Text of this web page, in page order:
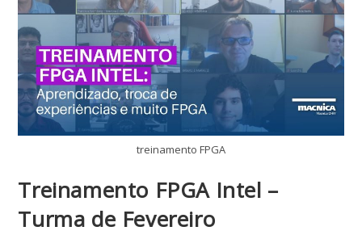
treinamento FPGA
Treinamento FPGA Intel –
Turma de Fevereiro